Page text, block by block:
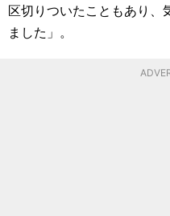
区切りついたこともあり、
ました」。